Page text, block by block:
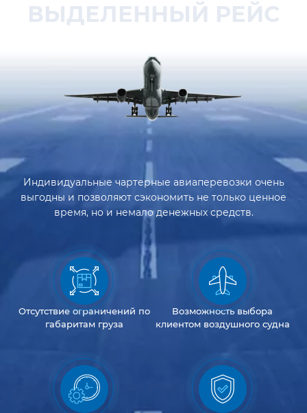
ВЫДЕЛЕННЫЙ РЕЙС
Индивидуальные чартерные авиаперевозки очень
выгодны и позволяют сэкономить не только ценное
время, но и немало денежных средств.
Отсутствиеограничений по
габаритам груза
Возможность выбора
клиентом воздушного судна